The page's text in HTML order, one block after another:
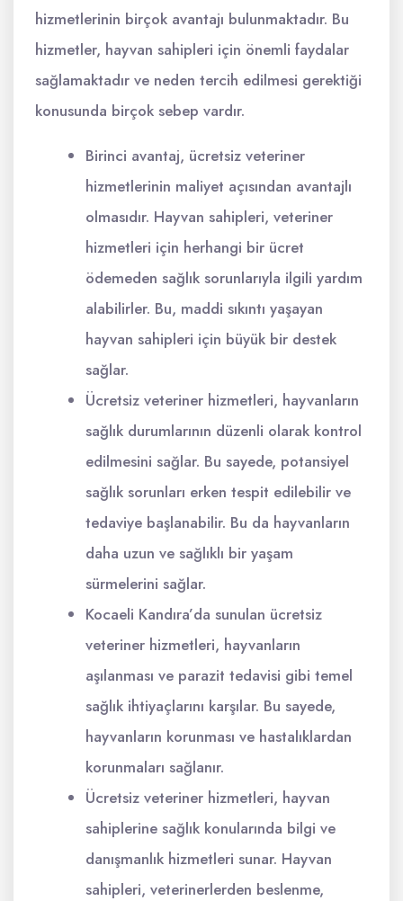
hizmetlerinin birçok avantajı bulunmaktadır. Bu
hizmetler, hayvan sahipleri için önemli faydalar
sağlamaktadır ve neden tercih edilmesi gerektiği
konusunda birçok sebep vardır.
Birinci avantaj, ücretsiz veteriner
hizmetlerinin maliyet açısından avantajlı
olmasıdır. Hayvan sahipleri, veteriner
hizmetleri için herhangi bir ücret
ödemeden sağlık sorunlarıyla ilgili yardım
alabilirler. Bu, maddi sıkıntı yaşayan
hayvan sahipleri için büyük bir destek
sağlar.
Ücretsiz veteriner hizmetleri, hayvanların
sağlık durumlarının düzenli olarak kontrol
edilmesini sağlar. Bu sayede, potansiyel
sağlık sorunları erken tespit edilebilir ve
tedaviye başlanabilir. Bu da hayvanların
daha uzun ve sağlıklı bir yaşam
sürmelerini sağlar.
Kocaeli Kandıra’da sunulan ücretsiz
veteriner hizmetleri, hayvanların
aşılanması ve parazit tedavisi gibi temel
sağlık ihtiyaçlarını karşılar. Bu sayede,
hayvanların korunması ve hastalıklardan
korunmaları sağlanır.
Ücretsiz veteriner hizmetleri, hayvan
sahiplerine sağlık konularında bilgi ve
danışmanlık hizmetleri sunar. Hayvan
sahipleri, veterinerlerden beslenme,